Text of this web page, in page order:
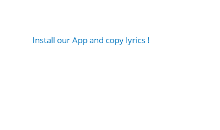
Install our App and copy lyrics !